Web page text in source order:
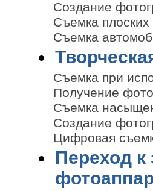
Создание
Съемка плоских
Съемка
Съемка при
Получение
Съемка
Создание
Цифровая
Переход